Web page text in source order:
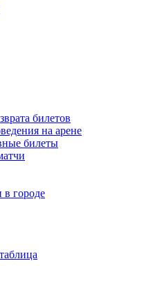
билетов
на арене
билеты
в городе